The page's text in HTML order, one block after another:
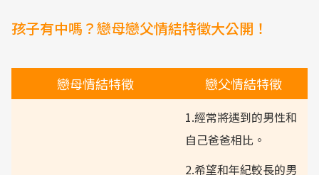
孩子有中嗎？戀母戀父情結特徵大公開！
戀母情結特徵 戀父情結特徵
1.經常將遇到的男性和
自己爸爸相比。
2.希望和年紀較長的男